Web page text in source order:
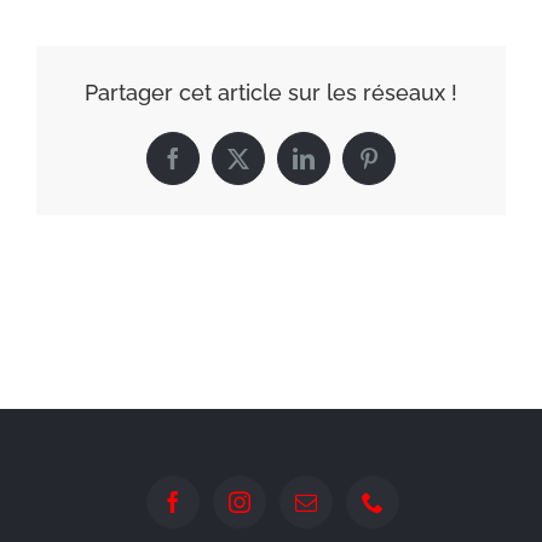
Partager cet article sur les réseaux !
Facebook
X LinkedInPinterest